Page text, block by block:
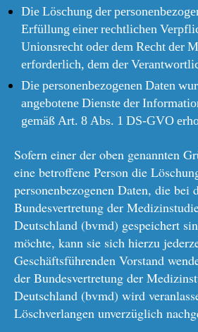
Die Löschung der
Erfüllung einer rechtlichen
Unionsrecht oder dem Recht der
erforderlich, dem der
Die personenbezogenen Daten
angebotene Dienste der
gemäß Art. 8 Abs. 1 DS-GVO
Sofern einer der oben genannten
eine betroffene Person die
personenbezogenen Daten, die bei
Bundesvertretung der
Deutschland (bvmd) gespeichert
möchte, kann sie sich hierzu
Geschäftsführenden Vorstand
der Bundesvertretung der
Deutschland (bvmd) wird
Löschverlangen unverzüglich